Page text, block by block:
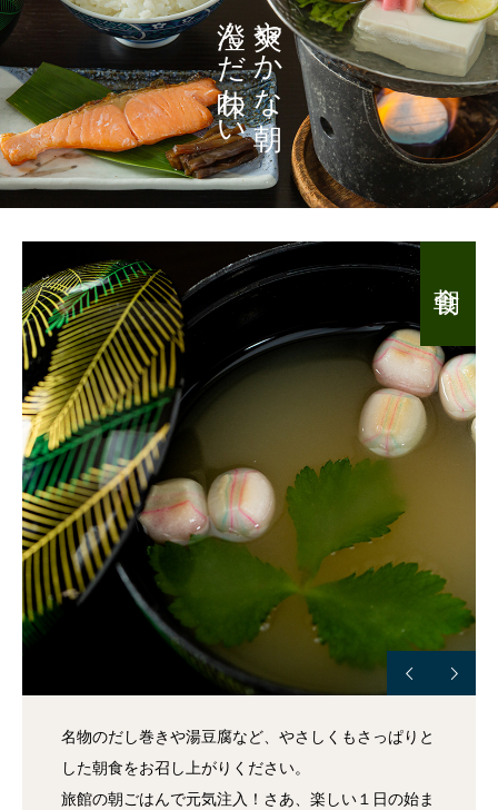
爽やかな朝
澄んだ味わい
名物のだし巻きや湯豆腐など、やさしくもさっぱりと
した朝食をお召し上がりください。
旅館の朝ごはんで元気注入！さあ、楽しい１日の始ま